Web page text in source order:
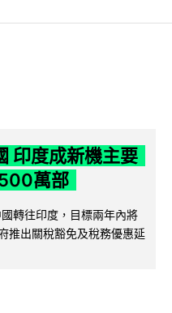
印度成新機主要
萬部
轉往印度，目標兩年內將
推出關稅豁免及稅務優惠延